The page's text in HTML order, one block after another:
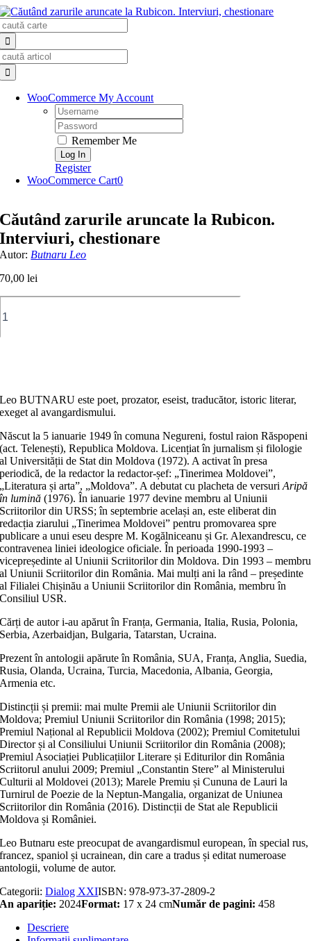
Skip
to
content
WooCommerce My Account
Username:
Password:
Remember Me
Register
WooCommerce Cart0
Căutând zarurile aruncate la Rubicon.
Interviuri, chestionare
Autor: Butnaru Leo
70,00lei
Leo BUTNARU este poet, prozator, eseist, traducător, istoric literar,
exeget al avangardismului.
Născut la 5 ianuarie 1949 în comuna Negureni, fostul raion Răspopeni
(act. Telenești), Republica Moldova. Licențiat în jurnalism și filologie
al Universității de Stat din Moldova (1972). A activat în presa
periodică, de la redactor la redactor-șef: „Tinerimea Moldovei”,
„Literatura și arta”, „Moldova”. A debutat cu placheta de versuriAripă
în lumină (1976). În ianuarie 1977 devine membru al Uniunii
Scriitorilor din URSS; în septembrie același an, este eliberat din
redacția ziarului „Tinerimea Moldovei” pentru promovarea spre
publicare a unui eseu despre M. Kogălniceanu și Gr. Alexandrescu, ce
contravenea liniei ideologice oficiale. În perioada 1990-1993 –
vicepreședinte al Uniunii Scriitorilor din Moldova. Din 1993 – membru
al Uniunii Scriitorilor din România. Mai mulți ani la rând – președinte
al Filialei Chișinău a Uniunii Scriitorilor din România, membru în
Consiliul USR.
Cărți de autor i-au apărut în Franța, Germania, Italia, Rusia, Polonia,
Serbia, Azerbaidjan, Bulgaria, Tatarstan, Ucraina.
Prezent în antologii apărute în România, SUA, Franța, Anglia, Suedia,
Rusia, Olanda, Ucraina, Turcia, Macedonia, Albania, Georgia,
Armenia etc.
Distincții și premii: mai multe Premii ale Uniunii Scriitorilor din
Moldova; Premiul Uniunii Scriitorilor din România (1998; 2015);
Premiul Național al Republicii Moldova (2002); Premiul Comitetului
Director și al Consiliului Uniunii Scriitorilor din România (2008);
Premiul Asociației Publicațiilor Literare și Editurilor din România
Scriitorul anului 2009; Premiul „Constantin Stere” al Ministerului
Culturii al Moldovei (2013); Marele Premiu și Cununa de Lauri la
Turnirul de Poezie de la Neptun-Mangalia, organizat de Uniunea
Scriitorilor din România (2016). Distincții de Stat ale Republicii
Moldova și României.
Leo Butnaru este preocupat de avangardismul european, în special rus,
francez, spaniol și ucrainean, din care a tradus și editat numeroase
antologii, volume de autor.
Categorii:Dialog XXIISBN:978-973-37-2809-2
An apariție: 2024Format: 17 x 24 cmNumăr de pagini: 458
Descriere